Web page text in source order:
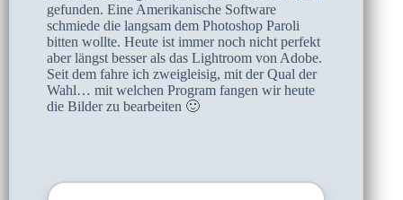
gefunden. Eine Amerikanische Software
schmiede die langsam dem Photoshop Paroli
bitten wollte. Heute ist immer noch nicht perfekt
aber längst besser als das Lightroom von Adobe.
Seit dem fahre ich zweigleisig, mit der Qual der
Wahl… mit welchen Program fangen wir heute
die Bilder zu bearbeiten 🙂